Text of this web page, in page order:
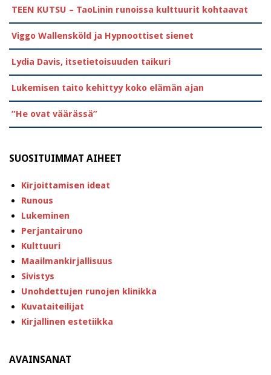
TEEN KUTSU – TaoLinin runoissa kulttuurit kohtaavat
Viggo Wallensköld ja Hypnoottiset sienet
Lydia Davis, itsetietoisuuden taikuri
Lukemisen taito kehittyy koko elämän ajan
”He ovat väärässä”
SUOSITUIMMAT AIHEET
Kirjoittamisen ideat
Runous
Lukeminen
Perjantairuno
Kulttuuri
Maailmankirjallisuus
Sivistys
Unohdettujen runojen klinikka
Kuvataiteilijat
Kirjallinen estetiikka
AVAINSANAT